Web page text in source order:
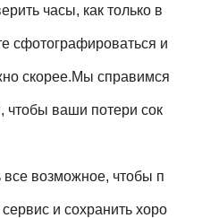
часы, как только в
сфотографироваться и
скорее.Мы справимся
ваши потери сок
возможное, чтобы п
и сохранить хоро